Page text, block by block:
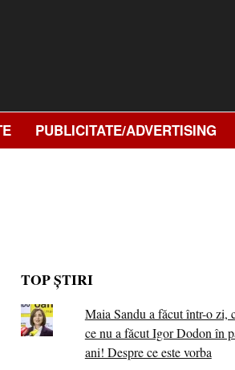
PUBLICITATE/ADVERTISING
TOP ȘTIRI
Maia Sandu a făcut într-o zi,
ce nu a făcut Igor Dodon în
ani! Despre ce este vorba